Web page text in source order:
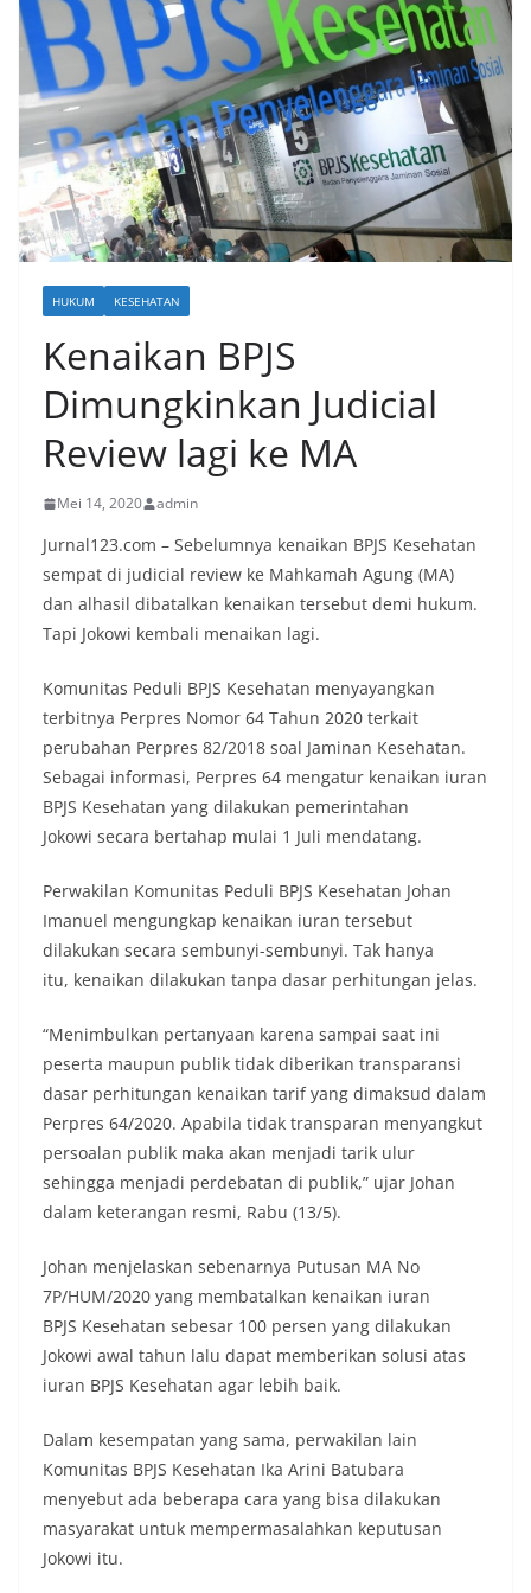
HUKUM KESEHATAN
Kenaikan BPJS
Dimungkinkan Judicial
Review lagi ke MA
Mei 14, 2020 admin
Jurnal123.com – Sebelumnya kenaikan BPJS Kesehatan
sempat di judicial review ke Mahkamah Agung (MA)
dan alhasil dibatalkan kenaikan tersebut demi hukum.
Tapi Jokowi kembali menaikan lagi.
Komunitas Peduli BPJS Kesehatan menyayangkan
terbitnya Perpres Nomor 64 Tahun 2020 terkait
perubahan Perpres 82/2018 soal Jaminan Kesehatan.
Sebagai informasi, Perpres 64 mengatur kenaikan iuran
BPJS Kesehatan yang dilakukan pemerintahan
Jokowi secara bertahap mulai 1 Juli mendatang.
Perwakilan Komunitas Peduli BPJS Kesehatan Johan
Imanuel mengungkap kenaikan iuran tersebut
dilakukan secara sembunyi-sembunyi. Tak hanya
itu, kenaikan dilakukan tanpa dasar perhitungan jelas.
“Menimbulkan pertanyaan karena sampai saat ini
peserta maupun publik tidak diberikan transparansi
dasar perhitungan kenaikan tarif yang dimaksud dalam
Perpres 64/2020. Apabila tidak transparan menyangkut
persoalan publik maka akan menjadi tarik ulur
sehingga menjadi perdebatan di publik,” ujar Johan
dalam keterangan resmi, Rabu (13/5).
Johan menjelaskan sebenarnya Putusan MA No
7P/HUM/2020 yang membatalkan kenaikan iuran
BPJS Kesehatan sebesar 100 persen yang dilakukan
Jokowi awal tahun lalu dapat memberikan solusi atas
iuran BPJS Kesehatan agar lebih baik.
Dalam kesempatan yang sama, perwakilan lain
Komunitas BPJS Kesehatan Ika Arini Batubara
menyebut ada beberapa cara yang bisa dilakukan
masyarakat untuk mempermasalahkan keputusan
Jokowi itu.